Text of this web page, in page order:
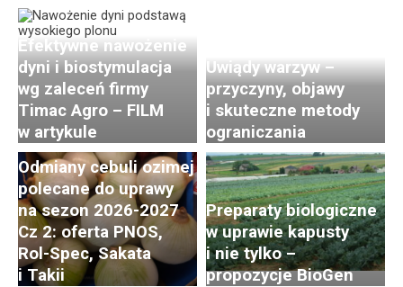
Efektywne nawożenie
dyni i biostymulacja
wg zaleceń firmy
Timac Agro – FILM
w artykule
Uwiądy warzyw –
przyczyny, objawy
i skuteczne metody
ograniczania
Odmiany cebuli ozimej
polecane do uprawy
na sezon 2026-2027
Cz 2: oferta PNOS,
Rol-Spec, Sakata
i Takii
Preparaty biologiczne
w uprawie kapusty
i nie tylko –
propozycje BioGen